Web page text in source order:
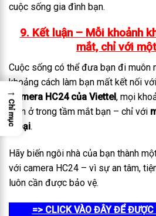
cuộc sống gia đình bạn.
9. Kết luận – Mỗi khoảnh
mắt, chỉ với
Cuộc sống có thể đưa bạn đi muôn
khoảng cách làm bạn mất kết nối
Camera HC24 của Viettel, mọi
luôn ở trong tầm mắt bạn – chỉ với
thoại.
Hãy biến ngôi nhà của bạn thành
với camera HC24 – vì sự an tâm,
luôn cần được bảo vệ.
=> CLICK VÀO ĐÂY ĐỂ
→
Chỉ mục